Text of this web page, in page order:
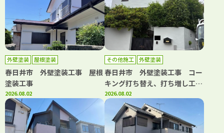
外壁塗装 屋根塗装
春日井市 外壁塗装工事 屋根
塗装工事
2026.08.02
その他施工 外壁塗装
春日井市 外壁塗装工事 コー
キング打ち替え、打ち増し工
事 屋根カバー工事 ベランダ
トップコート工事 浴室改修工
事 洗面台取り換え工事 キッ
チン取り換え工事
2026.08.02